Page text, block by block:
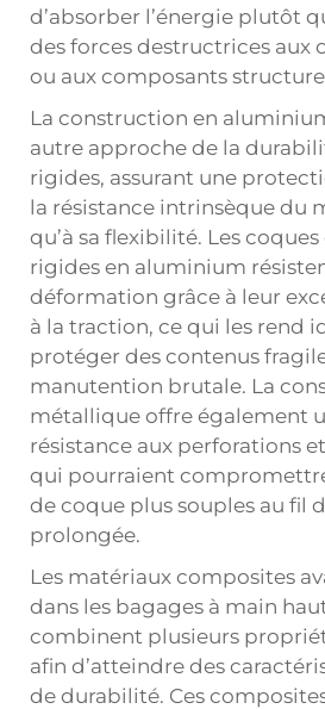
d’absorber l’énergie plutôt
des forces destructrices aux
ou aux composants
La construction en
autre approche de la
rigides, assurant une
la résistance intrinsèque du
qu’à sa flexibilité. Les
rigides en aluminium
déformation grâce à leur
à la traction, ce qui les rend
protéger des contenus
manutention brutale. La
métallique offre également
résistance aux perforations
qui pourraient
de coque plus souples au fil
prolongée.
Les matériaux composites
dans les bagages à main
combinent plusieurs
afin d’atteindre des
de durabilité. Ces